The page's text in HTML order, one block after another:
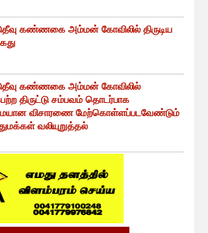
கண்ணகை அம்மன் கோவிலில் திருடிய
கண்ணகை அம்மன் கோவிலில்
திருட்டு சம்பவம் தொடர்பாக
விசாரணை மேற்கொள்ளப்படவேண்டும்
வலியுறுத்தல்